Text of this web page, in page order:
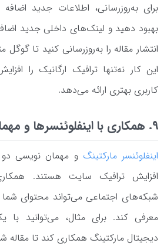
برای به‌روزرسانی، اطلاعات جدید
بهبود دهید و لینک‌های داخلی جدید
انتشار مقاله را به‌روزرسانی کنید تا
این کار نه‌تنها ترافیک ارگانیک را
کاربری بهتری ارائه می‌دهد.
9. همکاری با اینفلوئنسرها و مهمان ‌نویسی
اینفلوئنسر مارکتینگ و مهمان ‌نویسی دو
افزایش ترافیک سایت هستند.
شبکه‌های اجتماعی می‌تواند محتوای
معرفی کند. برای مثال، می‌توانید با
دیجیتال مارکتینگ همکاری کند تا مقاله‌